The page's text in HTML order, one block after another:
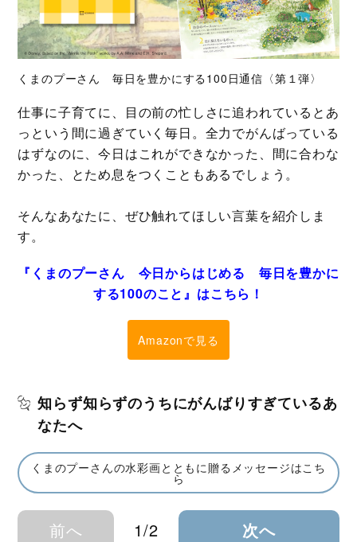
くまのプーさん 毎日を豊かにする100日通信〈第１弾〉
仕事に子育てに、目の前の忙しさに追われているとあ
っという間に過ぎていく毎日。全力でがんばっている
はずなのに、今日はこれができなかった、間に合わな
かった、とため息をつくこともあるでしょう。
そんなあなたに、ぜひ触れてほしい言葉を紹介しま
す。
『くまのプーさん 今日からはじめる 毎日を豊かに
する100のこと』はこちら！
Amazonで見る
知らず知らずのうちにがんばりすぎているあ
なたへ
くまのプーさんの水彩画とともに贈るメッセージはこち
ら
前へ 1/2 次へ